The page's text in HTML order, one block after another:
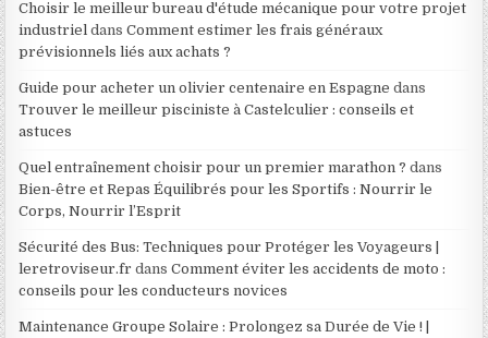
Choisir le meilleur bureau d'étude mécanique pour votre projet
industriel dansComment estimer les frais généraux
prévisionnels liés aux achats ?
Guide pour acheter un olivier centenaire en Espagne dans
Trouver le meilleur pisciniste à Castelculier : conseils et
astuces
Quel entraînement choisir pour un premier marathon ? dans
Bien-être et Repas Équilibrés pour les Sportifs : Nourrir le
Corps, Nourrir l’Esprit
Sécurité des Bus: Techniques pour Protéger les Voyageurs |
leretroviseur.fr dansComment éviter les accidents de moto :
conseils pour les conducteurs novices
Maintenance Groupe Solaire : Prolongez sa Durée de Vie ! |